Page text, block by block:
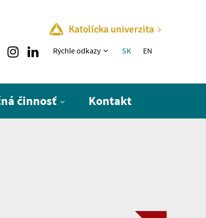
Katolícka univerzita
Rýchle menu
Rýchle odkazy SK EN
činnosť Kontakt